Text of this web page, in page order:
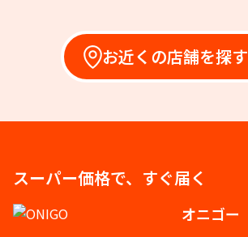
お近くの店舗を探す
スーパー価格で、すぐ届く
オニゴー